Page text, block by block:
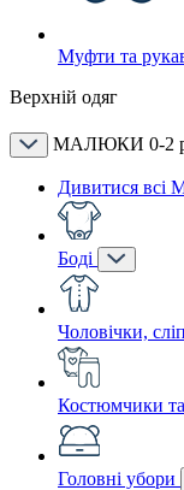
Муфти та
Верхній одяг
МАЛЮКИ 0-2
Дивитися
Боді
Чоловічки,
Костюмчики
Головні убори